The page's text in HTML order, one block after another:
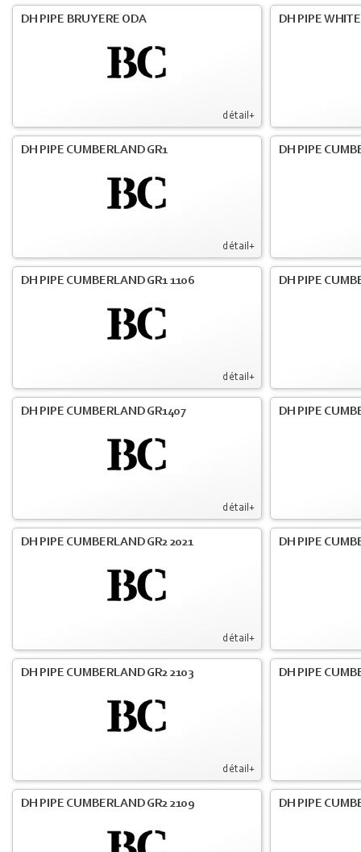
détail+
DH PIPE BRUYERE ODA DH PIPE
détail+
DH PIPE CUMBERLAND GR1 DH PIPE
détail+
DH PIPE CUMBERLAND GR1 1106 DH PIPE
détail+
DH PIPE CUMBERLAND GR1407 DH PIPE
détail+
DH PIPE CUMBERLAND GR2 2021 DH PIPE
détail+
DH PIPE CUMBERLAND GR2 2103 DH PIPE
DH PIPE CUMBERLAND GR2 2109 DH PIPE